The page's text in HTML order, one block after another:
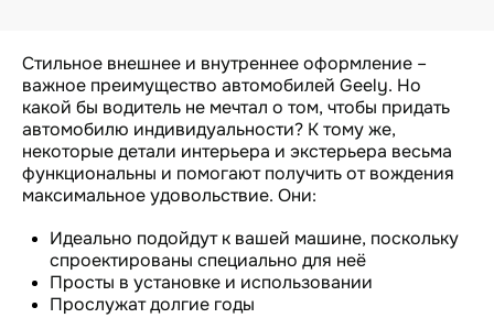
Стильное внешнее и внутреннее оформление –
важное преимущество автомобилей Geely. Но
какой бы водитель не мечтал о том, чтобы придать
автомобилю индивидуальности? К тому же,
некоторые детали интерьера и экстерьера весьма
функциональны и помогают получить от вождения
максимальное удовольствие. Они:
Идеально подойдут к вашей машине, поскольку
спроектированы специально для неё
Просты в установке и использовании
Прослужат долгие годы